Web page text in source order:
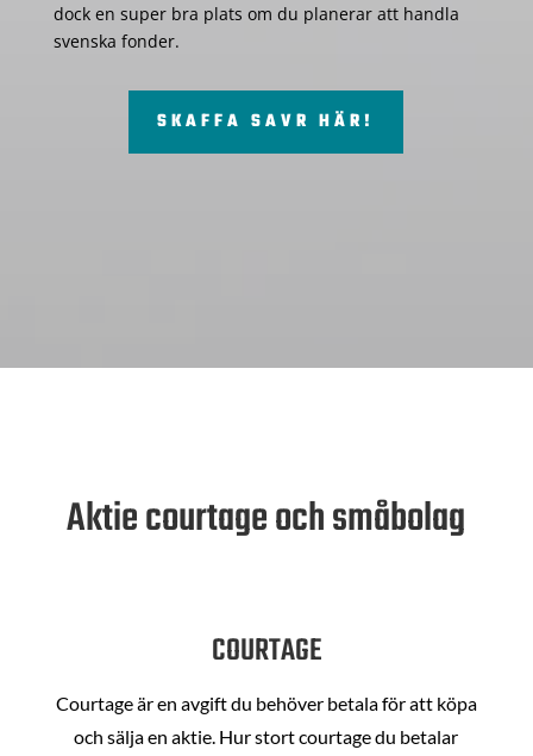
dock en super bra plats om du planerar att handla
svenska fonder.
SKAFFA SAVR HÄR!
Aktie courtage och småbolag
COURTAGE
Courtage är en avgift du behöver betala för att köpa
och sälja en aktie. Hur stort courtage du betalar